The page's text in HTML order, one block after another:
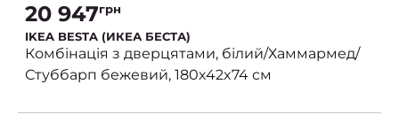
20 947грн
IKEA BESTA (ИКЕА БЕСТА)
Комбінація з дверцятами, білий/Хаммармед/
Стуббарп бежевий, 180x42x74 см